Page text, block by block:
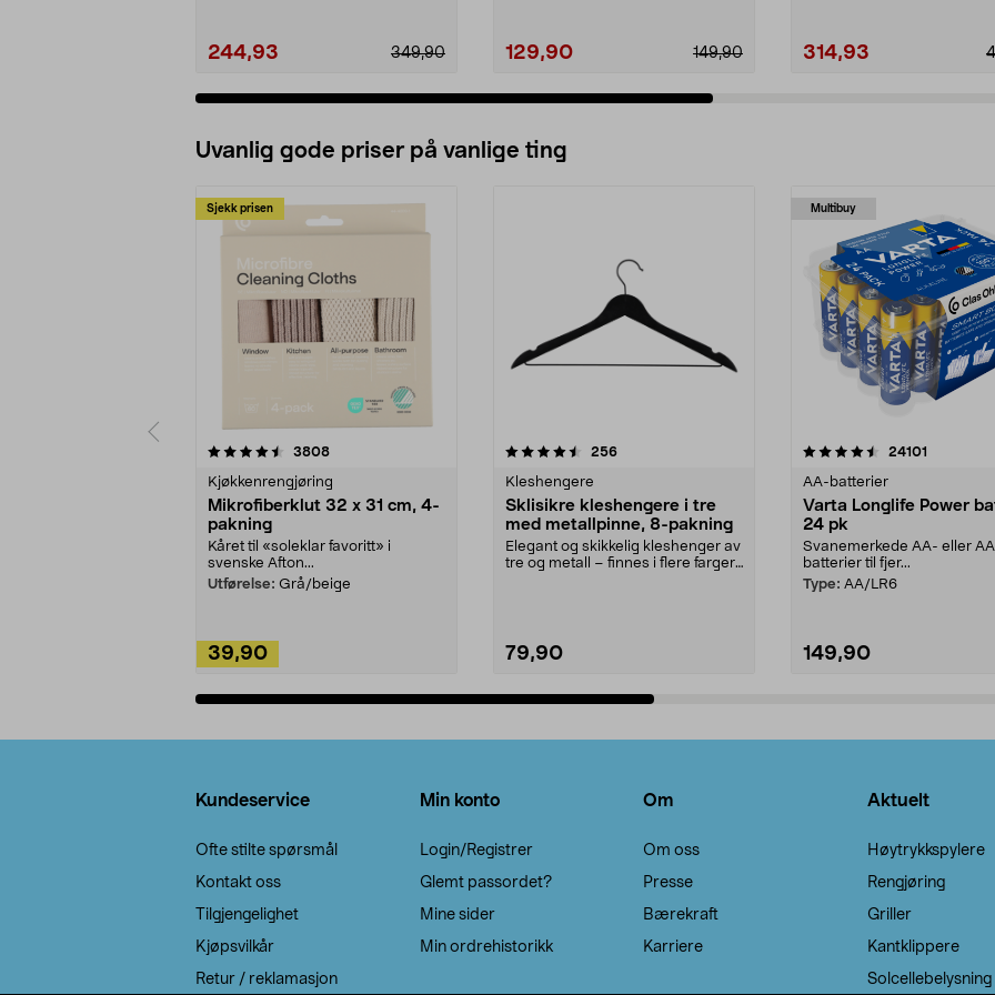
244,93 349,90 129,90 149,90 314,93
Uvanlig gode priser på vanlige ting
Sjekk prisen
3808anmeldelser
Kjøkkenrengjøring
Mikrofiberklut 32 x 31 cm, 4-
pakning
Kåret til «soleklar favoritt» i
svenske Afton...
Utførelse: Grå/beige
39,90
4.5av 5 stjerner 256anmeldelser
Kleshengere
Sklisikre kleshengere i tre
med metallpinne, 8-pakning
Elegant og skikkelig kleshenger av
tre og metall – finnes i flere farger.
79,90
Multibuy
4.5av 5 stjerner 24101
AA-batterier
Varta Longlife Power
24 pk
Svanemerkede AA- eller
batterier til fjer...
Type: AA/LR6
149,90
4.5av 5 stjerner
Kundeservice
Ofte stilte spørsmål
Kontakt oss
Tilgjengelighet
Kjøpsvilkår
Retur / reklamasjon
Min konto
Login/Registrer
Glemt passordet?
Mine sider
Min ordrehistorikk
Om
Om oss
Presse
Bærekraft
Karriere
Aktuelt
Høytrykkspylere
Rengjøring
Griller
Kantklippere
Solcellebelysning